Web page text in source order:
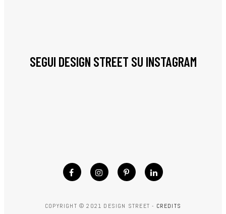
SEGUI DESIGN STREET SU INSTAGRAM
COPYRIGHT © 2021 DESIGN STREET - CREDITS